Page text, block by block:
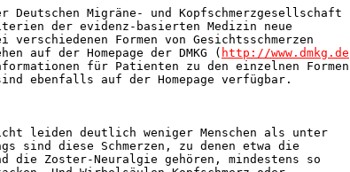
Deutschen Migräne- und Kopfschmerzgesellschaft
der evidenz-basierten Medizin neue
verschiedenen Formen von Gesichtsschmerzen
auf der Homepage der DMKG ( http://www.dmkg.de
für Patienten zu den einzelnen Formen
ebenfalls auf der Homepage verfügbar.
leiden deutlich weniger Menschen als unter
sind diese Schmerzen, zu denen etwa die
die Zoster-Neuralgie gehören, mindestens so